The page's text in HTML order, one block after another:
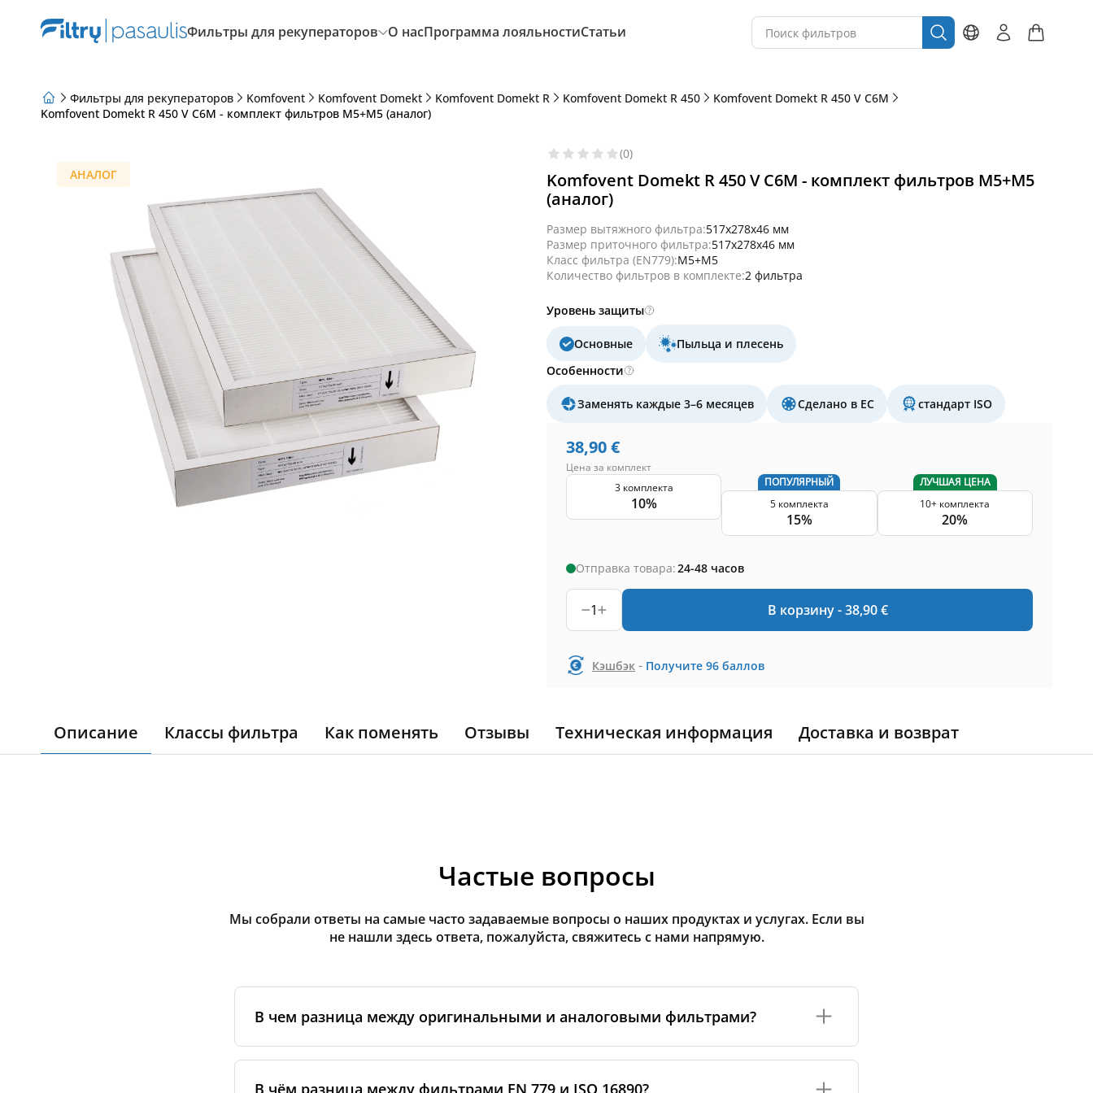
Фильтры для рекуператоров О насПрограмма лояльностиСтатьи
Фильтры для рекуператоров Komfovent Komfovent Domekt Komfovent Domekt R Komfovent Domekt R 450
Komfovent Domekt R 450 V C6M
Komfovent Domekt R 450 V C6M - комплект фильтров M5+M5 (аналог)
АНАЛОГ
(0)
Komfovent Domekt R 450 V C6M - комплект фильтров M5+M5
(аналог)
Размер вытяжного фильтра:517x278x46 мм
Размер приточного фильтра:517x278x46 мм
Класс фильтра (EN779):M5+M5
Количество фильтров в комплекте:2 фильтра
Уровень защиты
Основные
Пыльца и плесень
Особенности
Заменять каждые 3–6 месяцев Сделано в ЕС стандарт ISO
38,90€
Цена за комплект
3 комплекта
10%
ПОПУЛЯРНЫЙ
5 комплекта
15%
ЛУЧШАЯ ЦЕНА
10+ комплекта
20%
Отправка товара:24-48 часов
1 В корзину -38,90 €
Кэшбэк - Получите 96 баллов
Описание Классы фильтра Как поменять Отзывы Техническая информация Доставка и возврат
Частые вопросы
Мы собрали ответы на самые часто задаваемые вопросы о наших продуктах и услугах. Если вы
не нашли здесь ответа, пожалуйста, свяжитесь с нами напрямую.
В чем разница между оригинальными и аналоговыми фильтрами?
сертифицированными производственными партнёрами. Такие фильтры соответствуют
В чём разница между фильтрами EN 779 и ISO 16890?